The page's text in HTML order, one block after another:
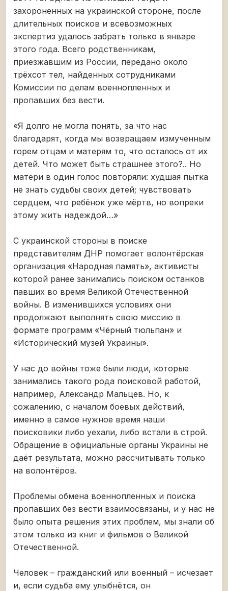
захороненных на украинской стороне, после
длительных поисков и всевозможных
экспертиз удалось забрать только в январе
этого года. Всего родственникам,
приезжавшим из России, передано около
трёхсот тел, найденных сотрудниками
Комиссии по делам военнопленных и
пропавших без вести.
«Я долго не могла понять, за что нас
благодарят, когда мы возвращаем измученным
горем отцам и матерям то, что осталось от их
детей. Что может быть страшнее этого?.. Но
матери в один голос повторяли: худшая пытка
не знать судьбы своих детей; чувствовать
сердцем, что ребёнок уже мёртв, но вопреки
этому жить надеждой…»
С украинской стороны в поиске
представителям ДНР помогает волонтёрская
организация «Народная память», активисты
которой ранее занимались поиском останков
павших во время Великой Отечественной
войны. В изменившихся условиях они
продолжают выполнять свою миссию в
формате программ «Чёрный тюльпан» и
«Исторический музей Украины».
У нас до войны тоже были люди, которые
занимались такого рода поисковой работой,
например, Александр Мальцев. Но, к
сожалению, с началом боевых действий,
именно в самое нужное время наши
поисковики либо уехали, либо встали в строй.
Обращение в официальные органы Украины не
даёт результата, можно рассчитывать только
на волонтёров.
Проблемы обмена военнопленных и поиска
пропавших без вести взаимосвязаны, и у нас не
было опыта решения этих проблем, мы знали об
этом только из книг и фильмов о Великой
Отечественной.
Человек – гражданский или военный – исчезает
и, если судьба ему улыбнётся, он